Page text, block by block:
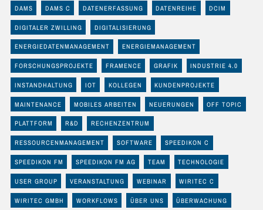
DAMS DAMS C DATENERFASSUNG DATENREIHE DCIM
DIGITALER ZWILLING DIGITALISIERUNG
ENERGIEDATENMANAGEMENT ENERGIEMANAGEMENT
FORSCHUNGSPROJEKTE FRAMENCE GRAFIK INDUSTRIE 4.0
INSTANDHALTUNG IOT KOLLEGEN KUNDENPROJEKTE
MAINTENANCE MOBILES ARBEITEN NEUERUNGEN OFF TOPIC
PLATTFORM R&D RECHENZENTRUM
RESSOURCENMANAGEMENT SOFTWARE SPEEDIKON C
SPEEDIKON FM SPEEDIKON FM AG TEAM TECHNOLOGIE
USER GROUP VERANSTALTUNG WEBINAR WIRITEC C
WIRITEC GMBH WORKFLOWS ÜBER UNS ÜBERWACHUNG